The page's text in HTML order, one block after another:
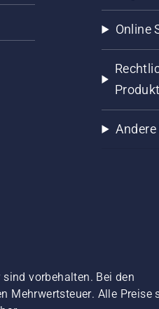
Online
vorbehalten. Bei den
Mehrwertsteuer. Alle Preise